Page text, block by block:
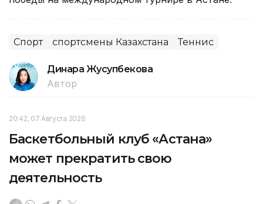
Спорт спортсмены Казахстана Теннис
Динара Жусупбекова
Автор
20:42, 07 Августа 2026
Баскетбольный клуб «Астана»
может прекратить свою
деятельность